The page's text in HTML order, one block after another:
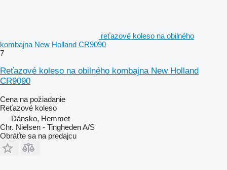
reťazové koleso na obilného
kombajna New Holland CR9090
7
Reťazové koleso na obilného kombajna New Holland
CR9090
Cena na požiadanie
Reťazové koleso
Dánsko, Hemmet
Chr. Nielsen - Tingheden A/S
Obráťte sa na predajcu